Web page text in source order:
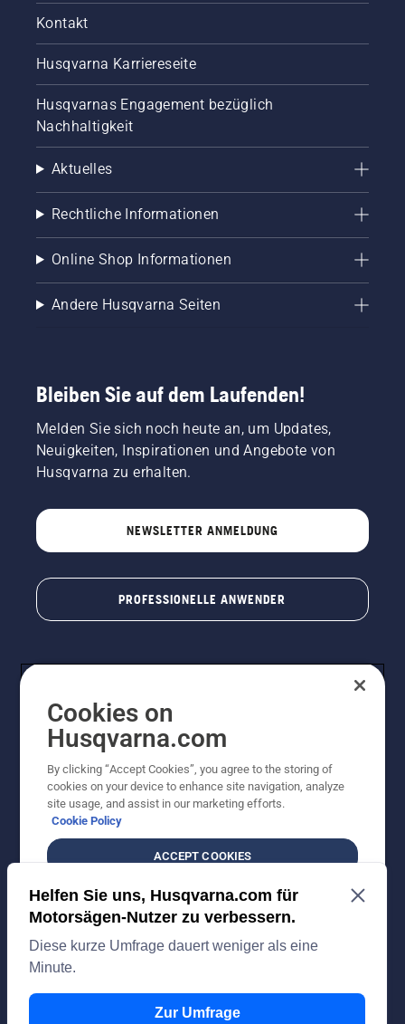
Kontakt
Husqvarna Karriereseite
Husqvarnas Engagement bezüglich
Nachhaltigkeit
Aktuelles
Rechtliche Informationen
Online Shop Informationen
Andere Husqvarna Seiten
Bleiben Sie auf dem Laufenden!
Melden Sie sich noch heute an, um Updates,
Neuigkeiten, Inspirationen und Angebote von
Husqvarna zu erhalten.
NEWSLETTER ANMELDUNG
PROFESSIONELLE ANWENDER
© Husqvarna AB (publ). Alle Rechte vorbehalten. Bei
den Preisangaben handelt es sich um unverbindliche
Preisempfehlungen in Euro inkl. der gesetzlichen
Preisempfehlungen (inkl. MwSt), es sei denn sie sind für
Cookie-RichtlinieNutzungsbedingungenDatenschutzerklärung
ImpressumVermutete Verstöße melden
Cookies on
Husqvarna.com
By clicking “Accept Cookies”, you agree to the storing of
cookies on your device to enhance site navigation, analyze
site usage, and assist in our marketing efforts.
Cookie Policy
ACCEPT COOKIES
DO NOT SELL OR SHARE MY PERSONAL
INFORMATION